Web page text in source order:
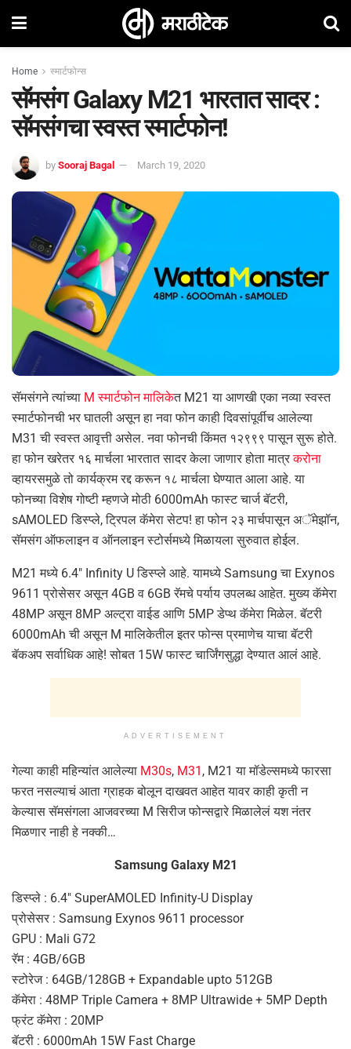
Home स्मार्टफोन्स
सॅमसंग Galaxy M21 भारतात सादर :
सॅमसंगचा स्वस्त स्मार्टफोन!
by Sooraj Bagal March 19, 2020
सॅमसंगने त्यांच्या M स्मार्टफोन मालिकेत M21 या आणखी एका नव्या स्वस्त
स्मार्टफोनची भर घातली असून हा नवा फोन काही दिवसांपूर्वीच आलेल्या
M31 ची स्वस्त आवृत्ती असेल. नवा फोनची किंमत १२९९९ पासून सुरू होते.
हा फोन खरेतर १६ मार्चला भारतात सादर केला जाणार होता मात्रकरोना
व्हायरसमुळे तो कार्यक्रम रद्द करून १८ मार्चला घेण्यात आला आहे. या
फोनच्या विशेष गोष्टी म्हणजे मोठी 6000mAh फास्ट चार्ज बॅटरी,
sAMOLED डिस्प्ले, ट्रिपल कॅमेरा सेटप! हा फोन २३ मार्चपासून अॅमेझॉन,
सॅमसंग ऑफलाइन व ऑनलाइन स्टोर्समध्ये मिळायला सुरुवात होईल.
M21 मध्ये 6.4″ Infinity U डिस्प्ले आहे. यामध्ये Samsung चा Exynos
9611 प्रोसेसर असून 4GB व 6GB रॅमचे पर्याय उपलब्ध आहेत. मुख्य कॅमेरा
48MP असून 8MP अल्ट्रा वाईड आणि 5MP डेप्थ कॅमेरा मिळेल. बॅटरी
6000mAh ची असून M मालिकेतील इतर फोन्स प्रमाणेच याचा बॅटरी
बॅकअप सर्वाधिक आहे! सोबत 15W फास्ट चार्जिंगसुद्धा देण्यात आलं आहे.
ADVERTISEMENT
गेल्या काही महिन्यांत आलेल्या M30s, M31 , M21 या मॉडेल्समध्ये फारसा
फरत नसल्याचं आता ग्राहक बोलून दाखवत आहेत यावर काही कृती न
केल्यास सॅमसंगला आजवरच्या M सिरीज फोन्सद्वारे मिळालेलं यश नंतर
मिळणार नाही हे नक्की…
Samsung Galaxy M21
डिस्प्ले : 6.4″ SuperAMOLED Infinity-U Display
प्रोसेसर : Samsung Exynos 9611 processor
GPU : Mali G72
रॅम : 4GB/6GB
स्टोरेज : 64GB/128GB + Expandable upto 512GB
कॅमेरा : 48MP Triple Camera + 8MP Ultrawide + 5MP Depth
फ्रंट कॅमेरा : 20MP
बॅटरी : 6000mAh 15W Fast Charge